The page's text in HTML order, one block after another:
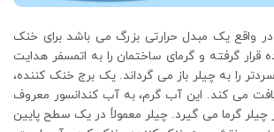
واقع یک مبدل حرارتی بزرگ می باشد برای خنک
قرار گرفته و گرمای ساختمان را به اتمسفر هدایت
را به چیلر باز می گرداند. یک برج خنک کننده،
می کند. این آب گرم، به آب کندانسور معروف
چیلر گرما می گیرد. چیلر معمولاً در یک سطح پایین